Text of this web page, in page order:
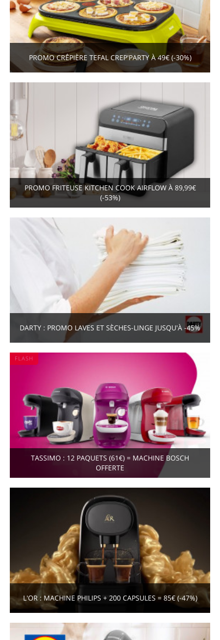
PROMO CRÊPIÈRE TEFAL CREP'PARTY À 49€ (-30%)
PROMO FRITEUSE KITCHEN COOK AIRFLOW À 89,99€
(-53%)
DARTY : PROMO LAVES ET SÈCHES-LINGE JUSQU'À -45%
FLASH
TASSIMO : 12 PAQUETS (61€) = MACHINE BOSCH
OFFERTE
L'OR : MACHINE PHILIPS + 200 CAPSULES = 85€ (-47%)